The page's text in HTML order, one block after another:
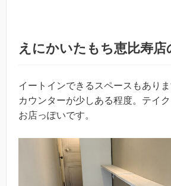
えにかいたもち恵比寿店
イートインできるスペースもあり
カウンターが少しある程度。テイ
お店っぽいです。